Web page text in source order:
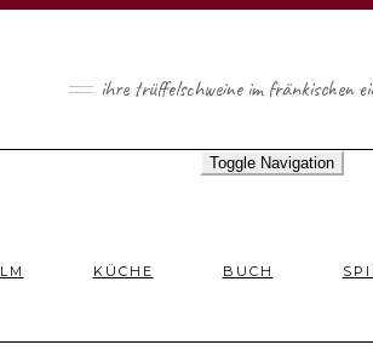
ihre trüffelschweine im fränkischen
Toggle Navigation
KÜCHE BUCH